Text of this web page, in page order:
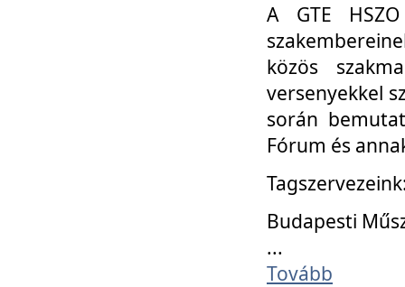
A GTE
közös
versenyekkel
során
Fórum és
Budapesti
...
Tovább